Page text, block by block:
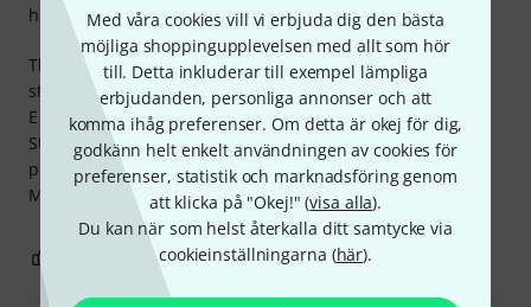
Med våra cookies vill vi erbjuda dig den bästa
möjliga shoppingupplevelsen med allt som hör
till. Detta inkluderar till exempel lämpliga
erbjudanden, personliga annonser och att
komma ihåg preferenser. Om detta är okej för dig,
godkänn helt enkelt användningen av cookies för
preferenser, statistik och marknadsföring genom
att klicka på "Okej!" (visa alla).
Du kan när som helst återkalla ditt samtycke via
cookieinställningarna (här).
The strings are fit as expected on a strat type scale. Overall
string tension fill for drop B is similar to my preferred 09 in
E std.
Strings are packaged in individual paper covers. 3rd one is
plain.
Made in China
hantverkskvalitet
ANMÄL RECENSION